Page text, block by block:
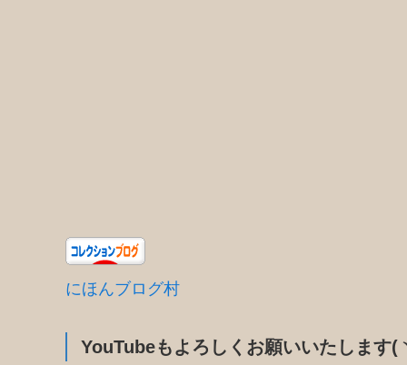
にほんブログ村
YouTubeもよろしくお願いいたします(